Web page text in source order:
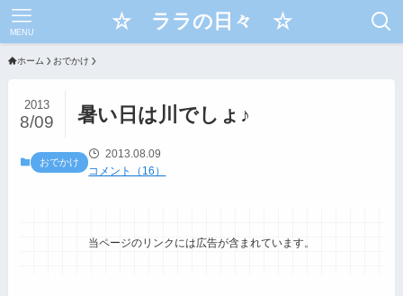
☆ ララの日々 ☆
MENU
ホーム おでかけ
暑い日は川でしょ♪
2013
8/09
おでかけ
2013.08.09
コメント（16）
当ページのリンクには広告が含まれています。